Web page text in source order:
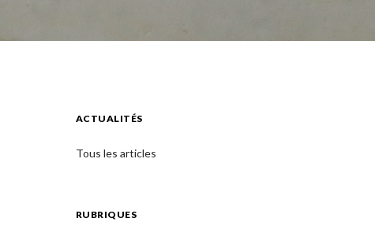
ACTUALITÉS
Tous les articles
RUBRIQUES